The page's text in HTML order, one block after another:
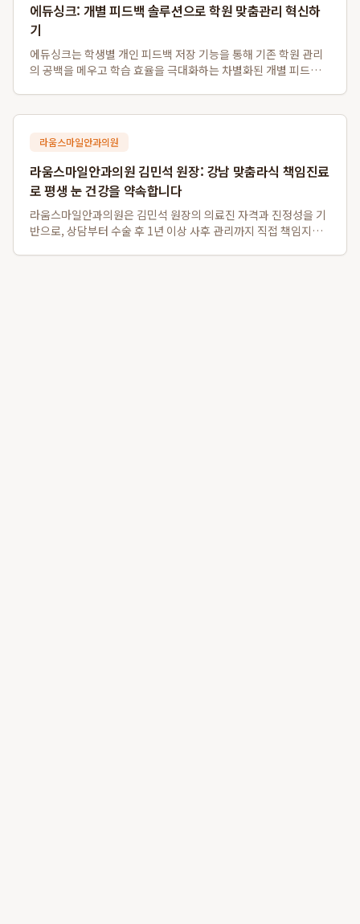
에듀싱크: 개별 피드백 솔루션으로 학원 맞춤관리 혁신하
기
에듀싱크는 학생별 개인 피드백 저장 기능을 통해 기존 학원 관리
의 공백을 메우고 학습 효율을 극대화하는 차별화된 개별 피드백
을 각자의 계정에 별도로 저장...
라움스마일안과의원
라움스마일안과의원 김민석 원장: 강남 맞춤라식 책임진료
로 평생 눈 건강을 약속합니다
라움스마일안과의원은 김민석 원장의 의료진 자격과 진정성을 기
반으로, 상담부터 수술 후 1년 이상 사후 관리까지 직접 책임지는